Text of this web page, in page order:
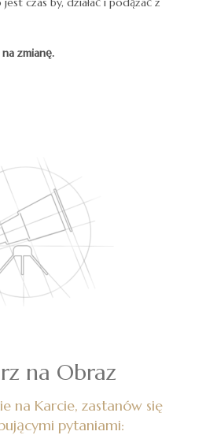
zmianę.
na Obraz
na Karcie, zastanów się
pytaniami: